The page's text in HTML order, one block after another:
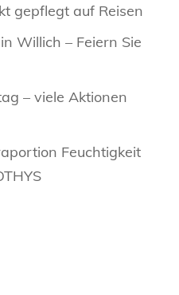
gepflegt auf Reisen
Willich – Feiern Sie
– viele Aktionen
Feuchtigkeit